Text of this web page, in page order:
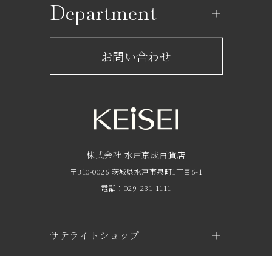
レストラン一覧
ショップからのお知らせ
フロアガイド
Department
サービスのご案内
京成友の会
京成ポイントカードについて
お問い合わせ
株式会社 水戸京成百貨店
〒310-0026 茨城県水戸市泉町1丁目6-1
電話：029-231-1111
サテライトショップ